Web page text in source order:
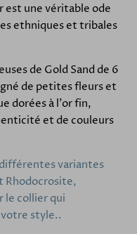
est une véritable ode
ethniques et tribales
de Gold Sand de 6
de petites fleurs et
dorées à l'or fin,
et de couleurs
variantes
Rhodocrosite,
le collier qui
style..